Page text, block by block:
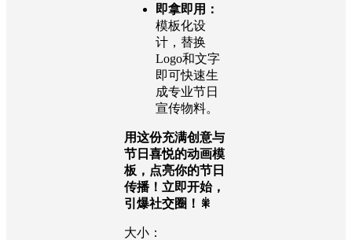
即拿即用：
模板化设
计，替换
Logo和文字
即可快速生
成专业节日
宣传物料。
用这份充满创意与
节日喜悦的动画模
板，点亮你的节日
传播！立即开始，
引爆社交圈！🎇
大小：